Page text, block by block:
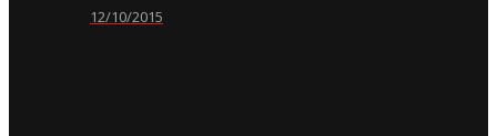
12/10/2015